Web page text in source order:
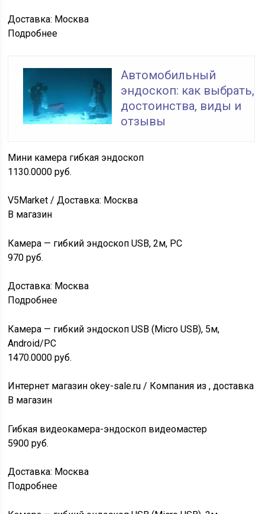
Доставка: Москва
Подробнее
Автомобильный
эндоскоп: как выбрать,
достоинства, виды и
отзывы
Мини камера гибкая эндоскоп
1130.0000руб.
V5Market / Доставка: Москва
В магазин
Камера — гибкий эндоскоп USB, 2м, PC
970руб.
Доставка: Москва
Подробнее
Камера — гибкий эндоскоп USB (Micro USB), 5м,
Android/PC
1470.0000руб.
Интернет магазин okey-sale.ru / Компания из , доставка
В магазин
Гибкая видеокамера-эндоскоп видеомастер
5900руб.
Доставка: Москва
Подробнее